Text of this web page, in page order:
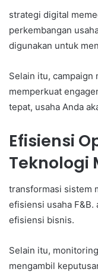
strategi digital
perkembangan
digunakan untuk
Selain itu,
memperkuat
tepat, usaha Anda
Efisiensi
Teknologi
transformasi sistem
efisiensi usaha
efisiensi bisnis.
Selain itu,
mengambil